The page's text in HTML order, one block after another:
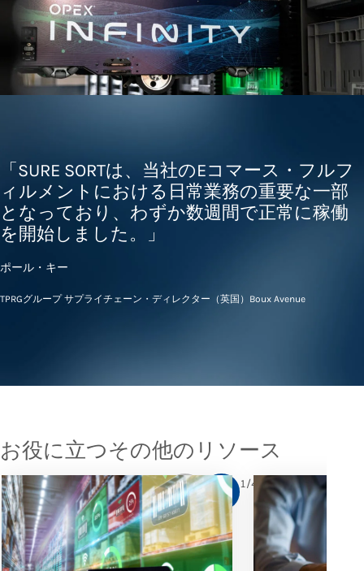
「SURE SORTは、当社のEコマース・フルフ
ィルメントにおける日常業務の重要な一部
となっており、わずか数週間で正常に稼働
を開始しました。」
ポール・キー
TPRGグループ サプライチェーン・ディレクター（英国）Boux Avenue
お役に立つその他のリソース
1/4